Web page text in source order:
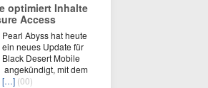
optimiert Inhalte
Access
Pearl Abyss hat heute
ein neues Update für
Black Desert Mobile
angekündigt, mit dem
[…] (00)